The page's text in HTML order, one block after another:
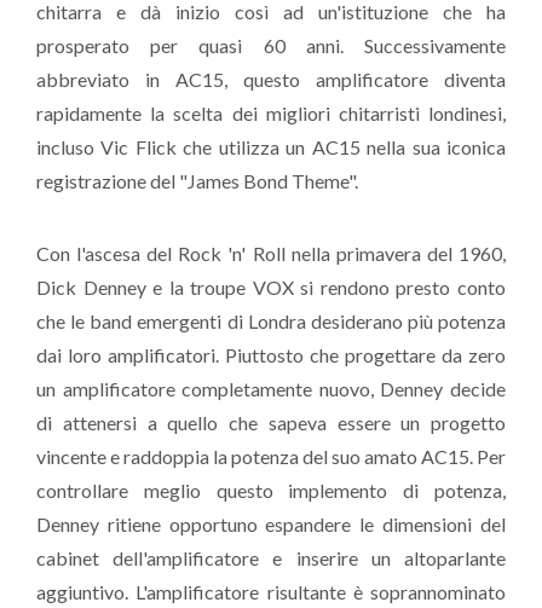
chitarra e dà inizio così ad un'istituzione che ha
prosperato per quasi 60 anni. Successivamente
abbreviato in AC15, questo amplificatore diventa
rapidamente la scelta dei migliori chitarristi londinesi,
incluso Vic Flick che utilizza un AC15 nella sua iconica
registrazione del "James Bond Theme".
Con l'ascesa del Rock 'n' Roll nella primavera del 1960,
Dick Denney e la troupe VOX si rendono presto conto
che le band emergenti di Londra desiderano più potenza
dai loro amplificatori. Piuttosto che progettare da zero
un amplificatore completamente nuovo, Denney decide
di attenersi a quello che sapeva essere un progetto
vincente e raddoppia la potenza del suo amato AC15. Per
controllare meglio questo implemento di potenza,
Denney ritiene opportuno espandere le dimensioni del
cabinet dell'amplificatore e inserire un altoparlante
aggiuntivo. L'amplificatore risultante è soprannominato